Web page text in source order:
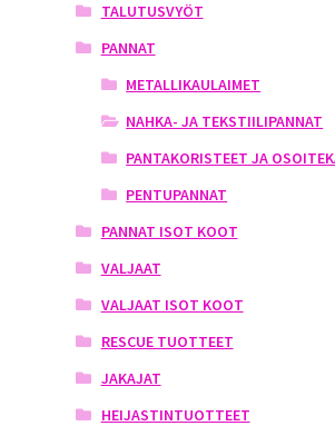
TALUTUSVYÖT
PANNAT
METALLIKAULAIMET
NAHKA- JA TEKSTIILIPANNAT
PANTAKORISTEET JA
PENTUPANNAT
PANNAT ISOT KOOT
VALJAAT
VALJAAT ISOT KOOT
RESCUE TUOTTEET
JAKAJAT
HEIJASTINTUOTTEET